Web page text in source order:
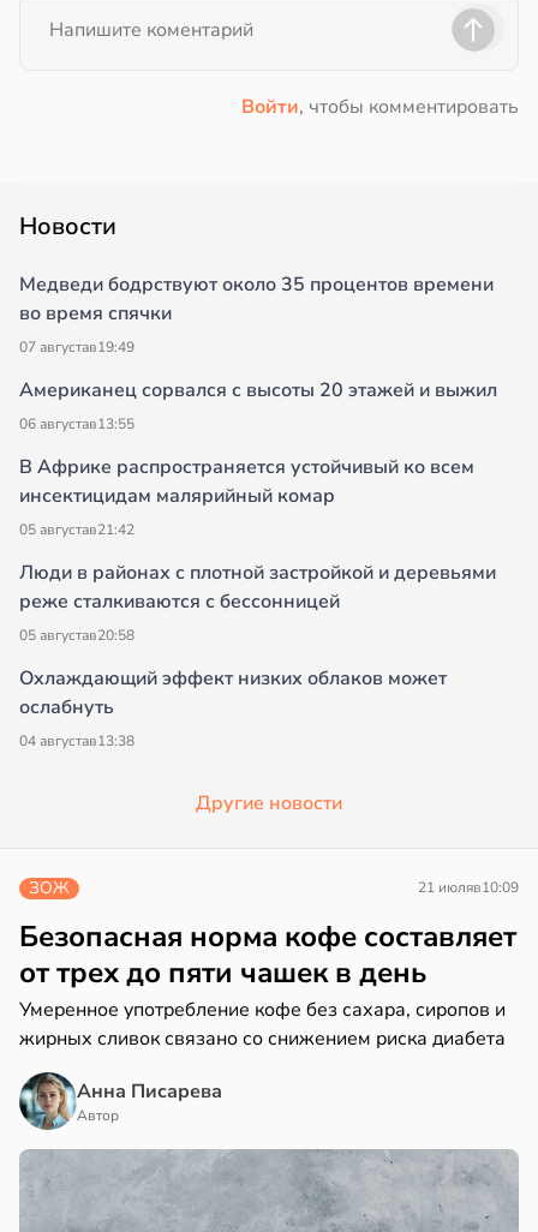
Войти, чтобы комментировать
Новости
Медведи бодрствуют около 35 процентов времени
во время спячки
07 августав19:49
Американец сорвался с высоты 20 этажей и выжил
06 августав13:55
В Африке распространяется устойчивый ко всем
инсектицидам малярийный комар
05 августав21:42
Люди в районах с плотной застройкой и деревьями
реже сталкиваются с бессонницей
05 августав20:58
Охлаждающий эффект низких облаков может
ослабнуть
04 августав13:38
Другие новости
ЗОЖ 21 июляв10:09
Безопасная норма кофе составляет
от трех до пяти чашек в день
Умеренное употребление кофе без сахара, сиропов и
жирных сливок связано со снижением риска диабета
Анна Писарева
Автор